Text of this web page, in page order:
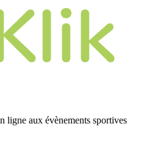
ligne aux évènements sportives